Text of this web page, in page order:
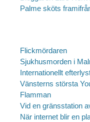
Palme sköts
Flickmördaren
Sjukhusmorden i
Internationellt
Vänsterns största
Flamman
Vid en gränsstation
När internet blir en